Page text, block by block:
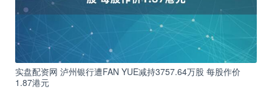
实盘配资网 泸州银行遭FAN YUE减持3757.64万股 每股作价
1.87港元